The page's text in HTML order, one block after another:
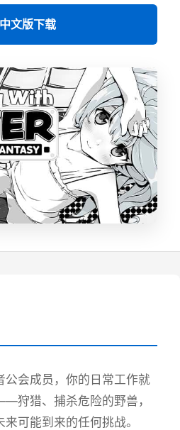
文版下载
公会成员，你的日常工作就
狩猎、捕杀危险的野兽，
可能到来的任何挑战。